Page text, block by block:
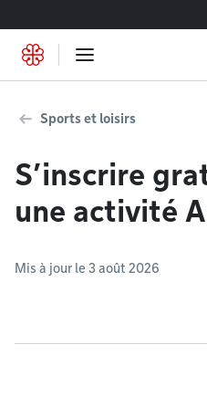
Sports et loisirs
S’inscrire
une activité
Mis à jour le 3 août 2026